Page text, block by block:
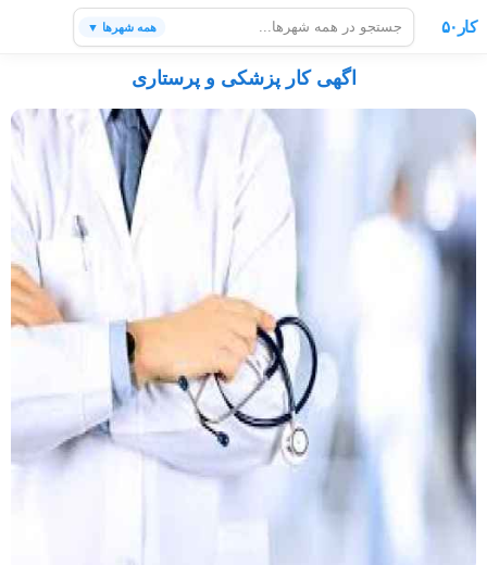
کار۵۰ همه شهرها ▼
اگهی کار پزشکی و پرستاری